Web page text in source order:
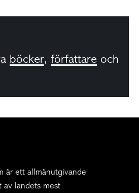
böcker, författare och
är ett allmänutgivande
av landets mest